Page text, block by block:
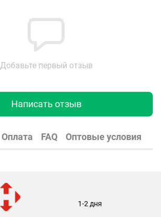
Добавьте первый отзыв
Написать отзыв
Оплата FAQ Оптовые условия
1-2 дня